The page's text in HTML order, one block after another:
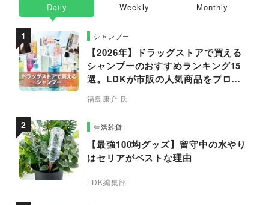
Daily
シャンプー
【2026年】ドラッグストアで買える
シャンプーのおすすめランキング15
選。LDKが市販の人気商品をプロと
福島康介 氏
生活雑貨
【最強100均グッズ】留守中の水やり
はセリアがベストな理由
LDK編集部
Weekly Monthly